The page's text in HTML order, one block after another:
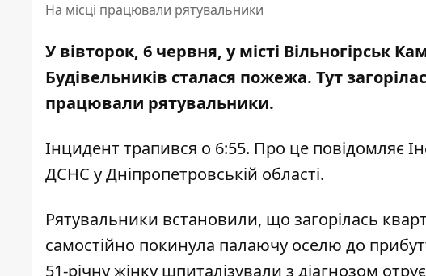
На місці працювали рятувальники
У вівторок, 6 червня, у місті Вільногірськ
Будівельників сталася пожежа. Тут
працювали рятувальники.
Інцидент трапився о 6:55. Про це повідомляє
ДСНС у Дніпропетровській області.
Рятувальники встановили, що загорілась
самостійно покинула палаючу оселю до
51-річну жінку шпиталізували з діагнозом